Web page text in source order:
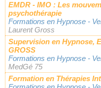
EMDR - IMO : Les
psychothérapie
Formations en Hypnose -
Laurent Gross
Supervision en Hypnose,
GROSS
Formations en Hypnose -
MedGé 75
Formation en Thérapies